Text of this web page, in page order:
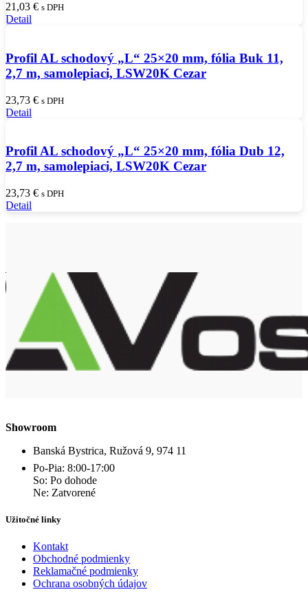
21,03 € s DPH
Detail
Profil AL schodový „L“ 25×20 mm, fólia Buk 11,
2,7 m, samolepiaci, LSW20K Cezar
23,73 € s DPH
Detail
Profil AL schodový „L“ 25×20 mm, fólia Dub 12,
2,7 m, samolepiaci, LSW20K Cezar
23,73 € s DPH
Detail
Showroom
Banská Bystrica, Ružová 9, 974 11
Po-Pia: 8:00-17:00
So: Po dohode
Ne: Zatvorené
Užitočné linky
Kontakt
Obchodné podmienky
Reklamačné podmienky
Ochrana osobných údajov